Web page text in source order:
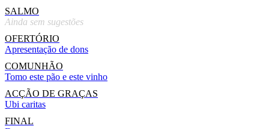
SALMO
Ainda sem sugestões
OFERTÓRIO
Apresentação de dons
COMUNHÃO
Tomo este pão e este vinho
ACÇÃO DE GRAÇAS
Ubi caritas
FINAL